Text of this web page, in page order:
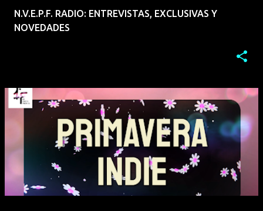
N.V.E.P.F. RADIO: ENTREVISTAS, EXCLUSIVAS Y
NOVEDADES